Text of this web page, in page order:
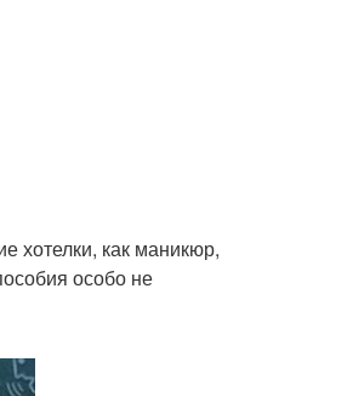
хотелки, как маникюр,
особо не